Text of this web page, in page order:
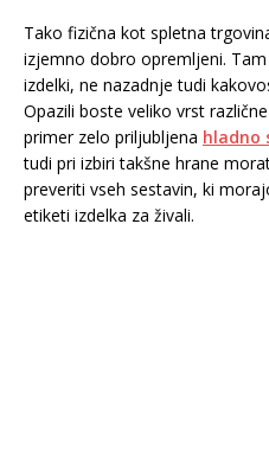
Tako fizična kot spletna
izjemno dobro opremljeni.
izdelki, ne nazadnje tudi
Opazili boste veliko vrst
primer zelo priljubljena hladno
tudi pri izbiri takšne hrane
preveriti vseh sestavin, ki
etiketi izdelka za živali.